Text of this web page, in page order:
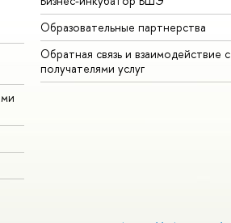
Образовательные партнерства
Обратная связь и взаимодействие с
получателями услуг